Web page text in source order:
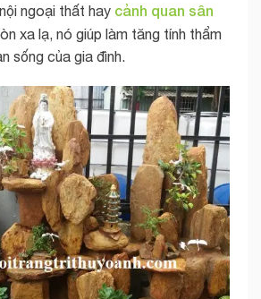
ngoại thất hay cảnh quan sân
xa lạ, nó giúp làm tăng tính thẩm
sống của gia đình.